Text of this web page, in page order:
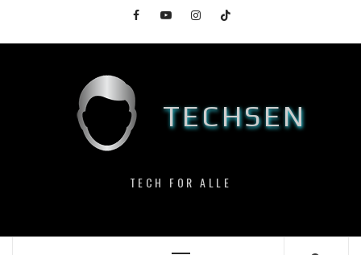
content
FacebookYouTubeInstagramTikTok
TECHSEN
TECH FOR ALLE